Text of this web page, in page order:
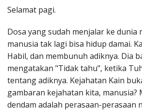
Penerbitan
Selamat pagi.
Dosa yang sudah menjalar ke dunia
manusia tak lagi bisa hidup damai.
Habil, dan membunuh adiknya. Dia
mengatakan "Tidak tahu", ketika
tentang adiknya. Kejahatan Kain
gambaran kejahatan kita, manusia?
dendam adalah perasaan-perasaan